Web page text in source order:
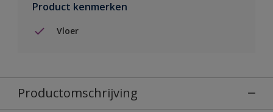
Product kenmerken
Vloer
Productomschrijving